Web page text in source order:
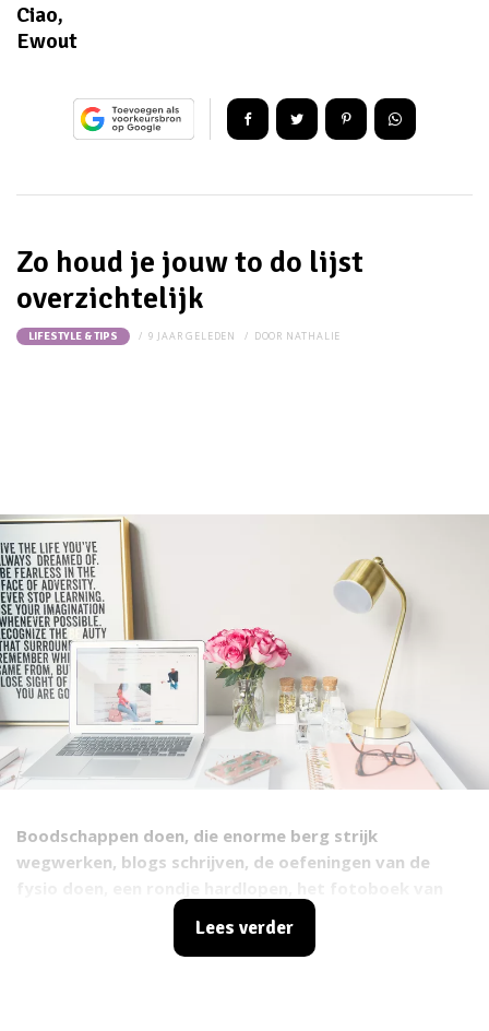
Ciao,
Ewout
Zo houd je jouw to do lijst
overzichtelijk
LIFESTYLE & TIPS 9 JAAR GELEDEN DOOR NATHALIE
Boodschappen doen, die enorme berg strijk
wegwerken, blogs schrijven, de oefeningen van de
Indonesië maken, mijn kledingkast uitruimen, een hotel
zoeken in Kuala Lumpur… Zomaar een kleine greep uit
Lees verder